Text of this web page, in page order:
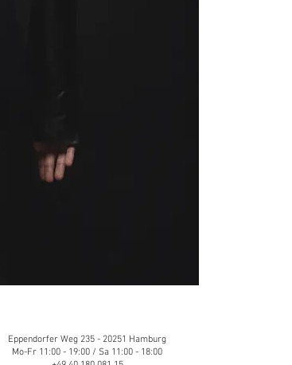
Eppendorfer Weg 235 - 20251 Hamburg
Mo-Fr 11:00 - 19:00 / Sa 11:00 - 18:00